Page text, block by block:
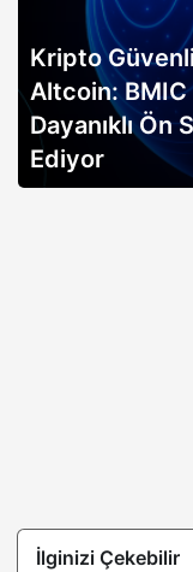
Kripto
Altcoin:
Dayanıklı Ön
Ediyor
İlginizi Çekebilir